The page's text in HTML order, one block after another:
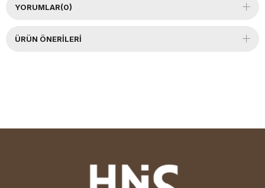
YORUMLAR(0)
ÜRÜN ÖNERILERI